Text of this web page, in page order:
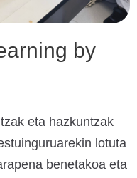
by
eta hazkuntzak
lotuta
benetakoa eta